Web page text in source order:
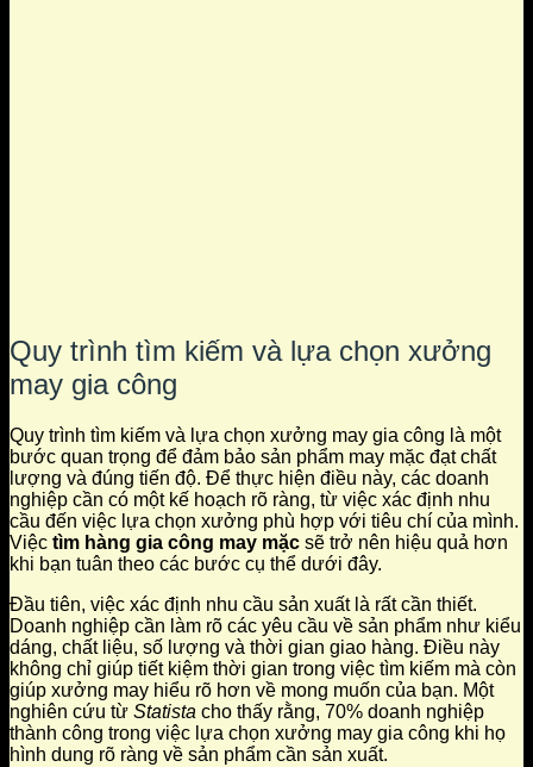
Quy trình tìm kiếm và lựa chọn xưởng
may gia công
Quy trình tìm kiếm và lựa chọn xưởng may gia công là một
bước quan trọng để đảm bảo sản phẩm may mặc đạt chất
lượng và đúng tiến độ. Để thực hiện điều này, các doanh
nghiệp cần có một kế hoạch rõ ràng, từ việc xác định nhu
cầu đến việc lựa chọn xưởng phù hợp với tiêu chí của mình.
Việc tìm hàng gia công may mặc sẽ trở nên hiệu quả hơn
khi bạn tuân theo các bước cụ thể dưới đây.
Đầu tiên, việc xác định nhu cầu sản xuất là rất cần thiết.
Doanh nghiệp cần làm rõ các yêu cầu về sản phẩm như kiểu
dáng, chất liệu, số lượng và thời gian giao hàng. Điều này
không chỉ giúp tiết kiệm thời gian trong việc tìm kiếm mà còn
giúp xưởng may hiểu rõ hơn về mong muốn của bạn. Một
nghiên cứu từ Statista cho thấy rằng, 70% doanh nghiệp
thành công trong việc lựa chọn xưởng may gia công khi họ
hình dung rõ ràng về sản phẩm cần sản xuất.